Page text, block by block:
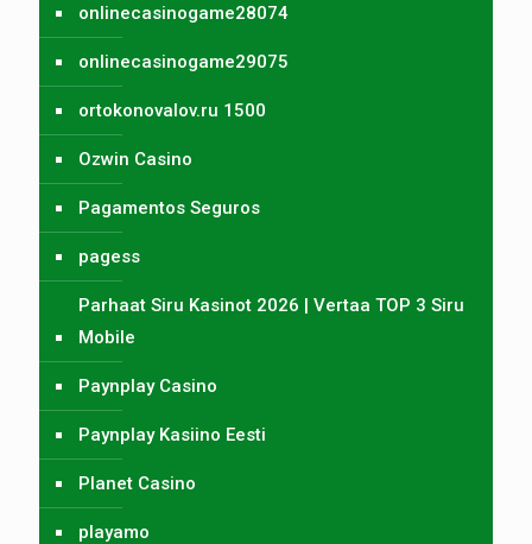
onlinecasinogame28074
onlinecasinogame29075
ortokonovalov.ru 1500
Ozwin Casino
Pagamentos Seguros
pagess
Parhaat Siru Kasinot 2026 | Vertaa TOP 3 Siru
Mobile
Paynplay Casino
Paynplay Kasiino Eesti
Planet Casino
playamo